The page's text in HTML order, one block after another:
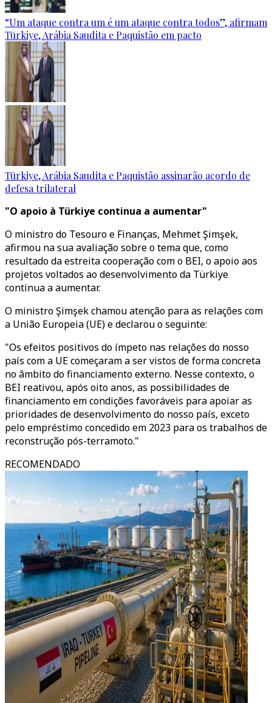
“Um ataque contra um é um ataque contra todos”, afirmam
Türkiye, Arábia Saudita e Paquistão em pacto
Türkiye, Arábia Saudita e Paquistão assinarão acordo de
defesa trilateral
"O apoio à Türkiye continua a aumentar"
O ministro do Tesouro e Finanças, Mehmet Şimşek,
afirmou na sua avaliação sobre o tema que, como
resultado da estreita cooperação com o BEI, o apoio aos
projetos voltados ao desenvolvimento da Türkiye
continua a aumentar.
O ministro Şimşek chamou atenção para as relações com
a União Europeia (UE) e declarou o seguinte:
"Os efeitos positivos do ímpeto nas relações do nosso
país com a UE começaram a ser vistos de forma concreta
no âmbito do financiamento externo. Nesse contexto, o
BEI reativou, após oito anos, as possibilidades de
financiamento em condições favoráveis para apoiar as
prioridades de desenvolvimento do nosso país, exceto
pelo empréstimo concedido em 2023 para os trabalhos de
reconstrução pós-terramoto."
RECOMENDADO